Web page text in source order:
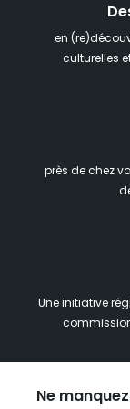
en
culturelles
près de chez
Une initiative
Ne